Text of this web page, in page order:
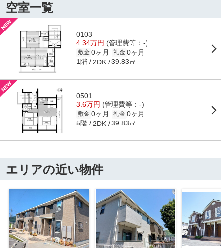
空室一覧
0103
4.34万円 (管理費等：-)
敷金 0ヶ月 礼金 0ヶ月
1階 2DK 39.83㎡
0501
3.6万円 (管理費等：-)
敷金 0ヶ月 礼金 0ヶ月
5階 2DK 39.83㎡
エリアの近い物件